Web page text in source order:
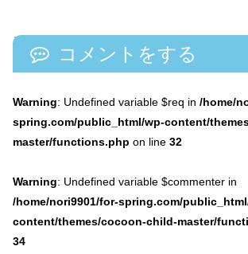
コメントをする
Warning: Undefined variable $req in /home/
spring.com/public_html/wp-content/
master/functions.php on line 32
Warning: Undefined variable $commenter in
/home/nori9901/for-spring.com/
content/themes/cocoon-child-master/
34